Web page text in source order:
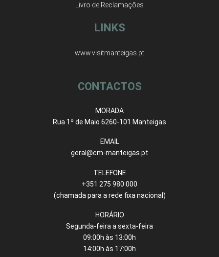
Livro de Reclamações
LINKS
www.visitmanteigas.pt
CONTACTOS
MORADA
Rua 1º de Maio 6260-101 Manteigas
EMAIL
geral@cm-manteigas.pt
TELEFONE
+351 275 980 000
(chamada para a rede fixa nacional)
HORÁRIO
Segunda-feira a sexta-feira
09:00h às 13:00h
14:00h às 17:00h